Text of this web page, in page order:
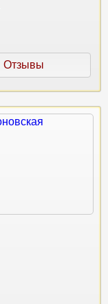
Отзывы